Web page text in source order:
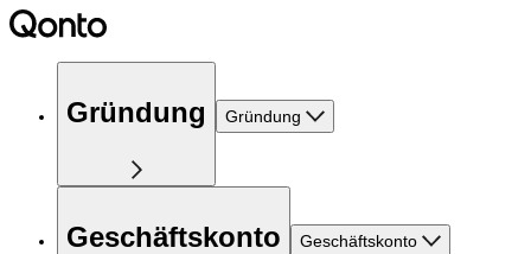
Gründung Gründung
Geschäftskonto Geschäftskonto